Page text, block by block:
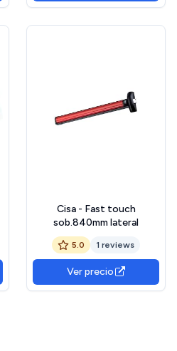
Cisa - Fast touch
sob.840mm lateral
5.0 1 reviews
Ver precio